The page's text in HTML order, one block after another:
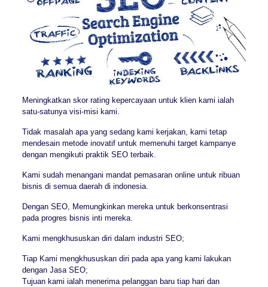
Meningkatkan skor rating kepercayaan untuk klien kami ialah
satu-satunya visi-misi kami.
Tidak masalah apa yang sedang kami kerjakan, kami tetap
mendesain metode inovatif untuk memenuhi target kampanye
dengan mengikuti praktik SEO terbaik.
Kami sudah menangani mandat pemasaran online untuk ribuan
bisnis di semua daerah di indonesia.
Dengan SEO, Memungkinkan mereka untuk berkonsentrasi
pada progres bisnis inti mereka.
Kami mengkhususkan diri dalam industri SEO;
Tiap Kami mengkhususkan diri pada apa yang kami lakukan
dengan Jasa SEO;
Tujuan kami ialah menerima pelanggan baru tiap hari dan